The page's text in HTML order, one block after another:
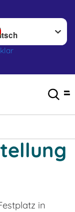
wechseln zu
in